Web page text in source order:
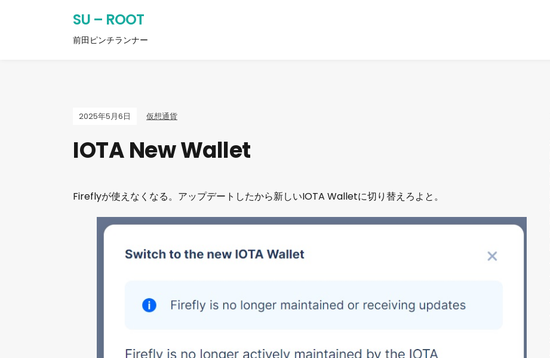
SU – ROOT
前田ピンチランナー
2025年5月6日 仮想通貨
IOTA New Wallet
Fireflyが使えなくなる。アップデートしたから新しいIOTA Walletに切り替えろよと。